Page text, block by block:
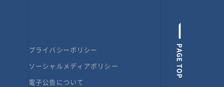
PAGE TOP
プライバシーポリシー
ソーシャルメディアポリシー
電子公告について